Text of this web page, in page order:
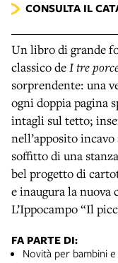
CONSULTA IL
Un libro di grande
classico deI tre
sorprendente: una
ogni doppia pagina
intagli sul tetto;
nell’apposito
soffitto di una
bel progetto di
e inaugura la nuova
L’Ippocampo “Il
FA PARTE DI:
Novità per bambini